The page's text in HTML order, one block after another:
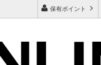
保有ポイント